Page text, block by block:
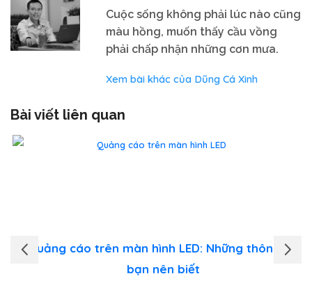
Cuộc sống không phải lúc nào cũng
màu hồng, muốn thấy cầu vồng
phải chấp nhận những cơn mưa.
Xem bài khác của Dũng Cá Xinh
Bài viết liên quan
Quảng cáo trên màn hình LED: Những thông tin
bạn nên biết